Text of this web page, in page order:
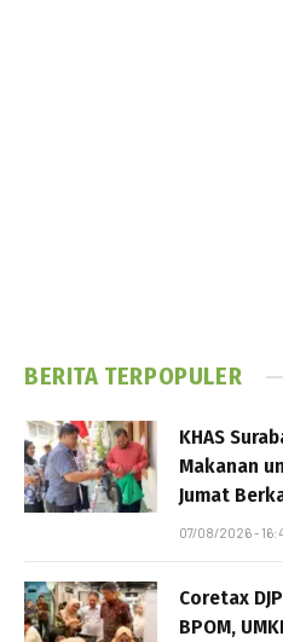
BERITA TERPOPULER
KHAS
Makanan
Jumat
07/08/2026 -
Coretax
BPOM,